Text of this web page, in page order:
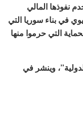
نفوذها المالي
في بناء سوريا التي
التي حرموا منها
وينشر في